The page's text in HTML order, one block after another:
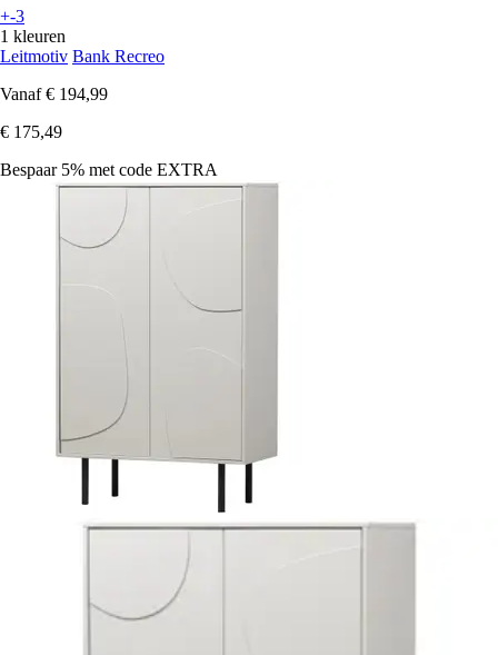
+-3
1 kleuren
Leitmotiv Bank Recreo
Vanaf € 194,99
€ 175,49
Bespaar 5% met code EXTRA